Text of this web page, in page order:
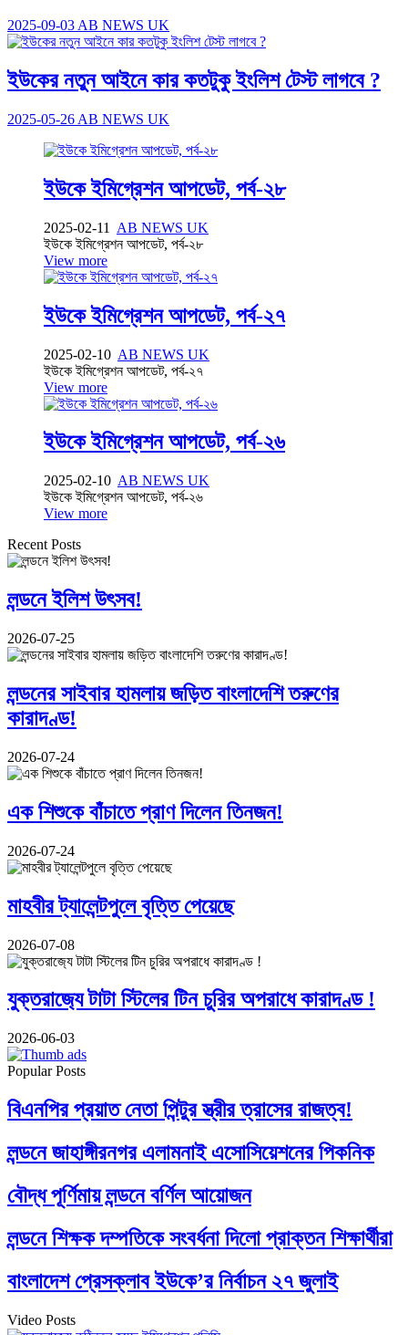
2025-09-03 AB NEWS UK
ইউকের নতুন আইনে কার কতটুকু ইংলিশ টেস্ট লাগবে ?
2025-05-26 AB NEWS UK
ইউকে ইমিগ্রেশন আপডেট, পর্ব-২৮
2025-02-11
AB NEWS UK
ইউকে ইমিগ্রেশন আপডেট, পর্ব-২৮
View more
ইউকে ইমিগ্রেশন আপডেট, পর্ব-২৭
2025-02-10 AB NEWS UK
ইউকে ইমিগ্রেশন আপডেট, পর্ব-২৭
View more
ইউকে ইমিগ্রেশন আপডেট, পর্ব-২৬
2025-02-10 AB NEWS UK
ইউকে ইমিগ্রেশন আপডেট, পর্ব-২৬
View more
Recent Posts
লন্ডনে ইলিশ উৎসব!
2026-07-25
লন্ডনের সাইবার হামলায় জড়িত বাংলাদেশি তরুণের
কারাদণ্ড!
2026-07-24
এক শিশুকে বাঁচাতে প্রাণ দিলেন তিনজন!
2026-07-24
মাহবীর ট্যালেন্টপুলে বৃত্তি পেয়েছে
2026-07-08
যুক্তরাজ‍্যে টাটা স্টিলের টিন চুরির অপরাধে কারাদণ্ড !
2026-06-03
Popular Posts
বিএনপির প্রয়াত নেতা পিন্টুর স্ত্রীর ত্রাসের রাজত্ব!
লন্ডনে জাহাঙ্গীরনগর এলামনাই এসোসিয়েশনের পিকনিক
বৌদ্ধ পূর্ণিমায় লন্ডনে বর্ণিল আয়োজন
লন্ডনে শিক্ষক দম্পতিকে সংবর্ধনা দিলো প্রাক্তন শিক্ষার্থীরা
বাংলাদেশ প্রেসক্লাব ইউকে’র নির্বাচন ২৭ জুলাই
Video Posts